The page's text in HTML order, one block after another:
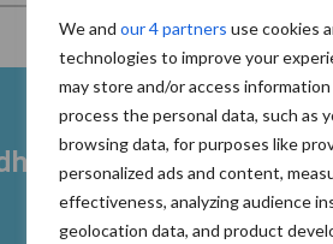
We and our 4 partners use cookies
technologies to improve your
may store and/or access
process the personal data, such as
browsing data, for purposes like
personalized ads and content,
effectiveness, analyzing audience
geolocation data, and product
Fokkerij